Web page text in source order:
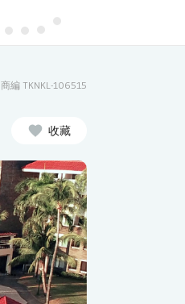
商編 TKNKL-106515
收藏